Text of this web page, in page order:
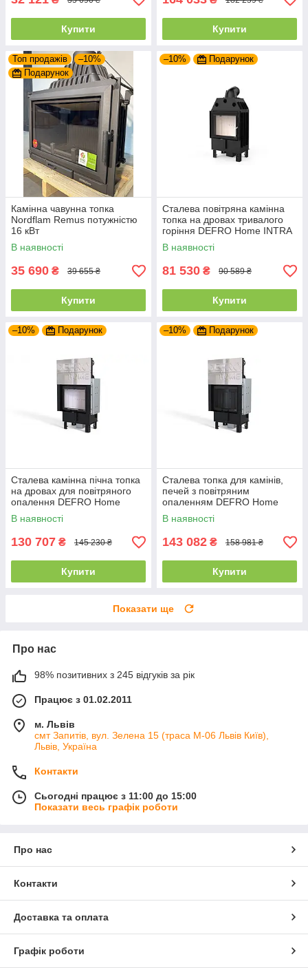
Купити Купити
Топ продажів
–10%
Подарунок
Камінна чавунна топка
Nordflam Remus потужністю
16 кВт
В наявності
35 690 ₴ 39 655 ₴
Купити
–10% Подарунок
Сталева повітряна камінна
топка на дровах тривалого
горіння DEFRO Home INTRA
SM
В наявності
81 530 ₴ 90 589 ₴
Купити
–10% Подарунок
Сталева камінна пічна топка
на дровах для повітряного
опалення DEFRO Home
INTRA SM G
В наявності
130 707 ₴ 145 230 ₴
Купити
–10% Подарунок
Сталева топка для камінів,
печей з повітряним
опаленням DEFRO Home
INTRA SM G (чорний шамот)
з гільйотиною
В наявності
143 082 ₴ 158 981 ₴
Купити
Показати ще
Про нас
98% позитивних з 245 відгуків за рік
Працює з 01.02.2011
м. Львів
смт Запитів, вул. Зелена 15 (траса М-06 Львів Київ),
Львів, Україна
Контакти
Сьогодні працює з 11:00 до 15:00
Показати весь графік роботи
Про нас
Контакти
Доставка та оплата
Графік роботи